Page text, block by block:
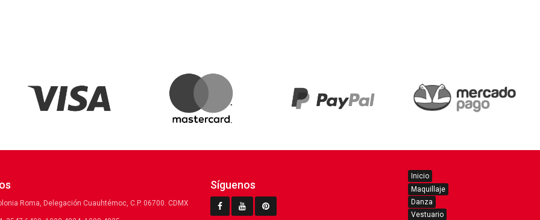
Roma, Delegación Cuauhtémoc, C.P. 06700. CDMX
Síguenos
Inicio
Maquillaje
Danza
Vestuario